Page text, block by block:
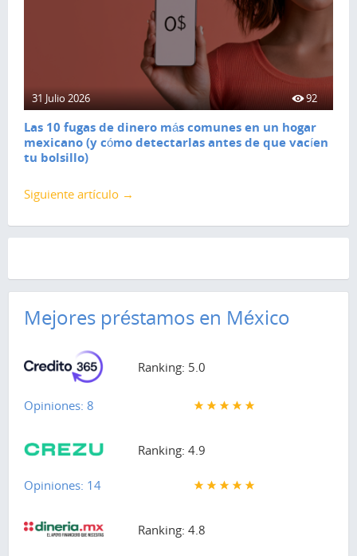
31 Julio 2026 92
Las 10 fugas de dinero más comunes en un hogar
mexicano (y cómo detectarlas antes de que vacíen
tu bolsillo)
Siguiente artículo →
Mejores préstamos en México
Ranking: 5.0
Opiniones: 8
Ranking: 4.9
Opiniones: 14
Ranking: 4.8